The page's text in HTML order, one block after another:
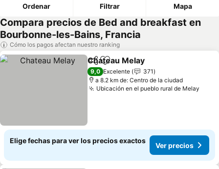
Ordenar Filtrar Mapa
Compara precios de Bed and breakfast en
Bourbonne-les-Bains, Francia
Cómo los pagos afectan nuestro ranking
CompartirAgregar a favoritos
Chateau Melay
9,0 Excelente
371
a 8.2 km de: Centro de la ciudad
Ubicación en el pueblo rural de Melay
Elige fechas para ver los precios exactos
Ver precios